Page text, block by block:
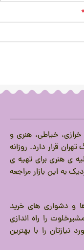
*
خیاطی، هنری و
قرار دارد. روزانه
ی هنری برای تهیه ی
به این بازار مراجعه
و دشواری های خرید
را راه اندازی
نیازتان را با بهترین